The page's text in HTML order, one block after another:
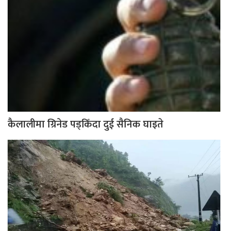
कैलालीमा ग्रिनेड पड्किँदा दुई सैनिक घाइते